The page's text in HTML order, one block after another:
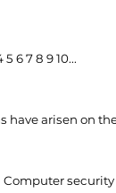
5 6 7 8 9 10...
have arisen on
Computer